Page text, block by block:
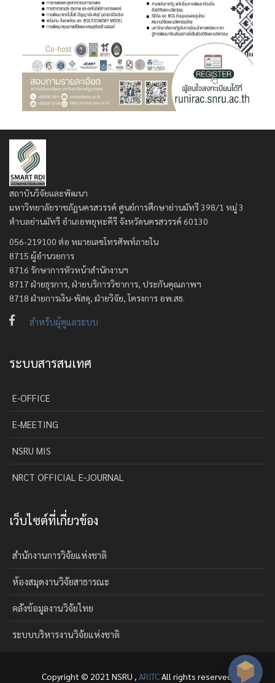
สถาบันวิจัยและพัฒนา
มหาวิทยาลัยราชภัฏนครสวรรค์ ศูนย์การศึกษาย่านมัทรี 398/1 หมู่ 3
ตำบลย่านมัทรี อำเภอพยุหะคีรี จังหวัดนครสวรรค์ 60130
056-219100 ต่อ หมายเลขโทรศัพท์ภายใน
8715 ผู้อำนวยการ
8716 รักษาการหัวหน้าสำนักงานฯ
8717 ฝ่ายธุรการ, ฝ่ายบริการวิชาการ, ประกันคุณภาพฯ
8718 ฝ่ายการเงิน-พัสดุ, ฝ่ายวิจัย, โครงการ อพ.สธ.
สำหรับผู้ดูแลระบบ
ระบบสารสนเทศ
E-OFFICE
E-MEETING
NSRU MIS
NRCT OFFICIAL E-JOURNAL
เว็บไซต์ที่เกี่ยวข้อง
สำนักงานการวิจัยแห่งชาติ
ห้องสมุดงานวิจัยสาธารณะ
คลังข้อมูลงานวิจัยไทย
ระบบบริหารงานวิจัยแห่งชาติ
Copyright © 2021 NSRU , ARITCAll rights reserved.